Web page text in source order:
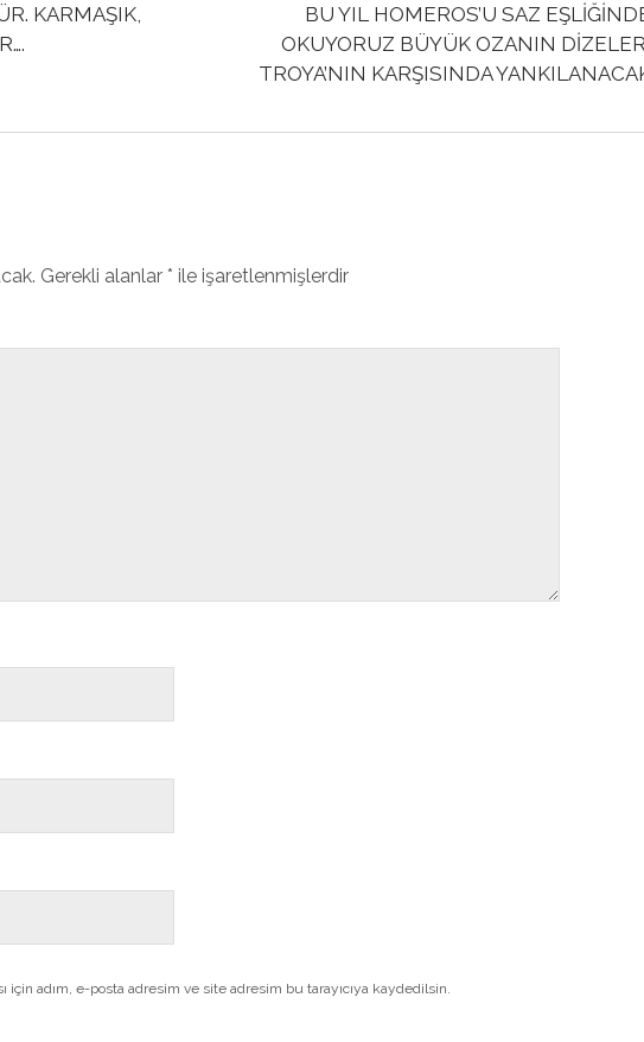
KARMAŞIK,
BU YIL HOMEROS’U SAZ
OKUYORUZ BÜYÜK OZANIN
TROYA’NIN KARŞISINDA
Gerekli alanlar * ile işaretlenmişlerdir
için adım, e-posta adresim ve site adresim bu tarayıcıya kaydedilsin.